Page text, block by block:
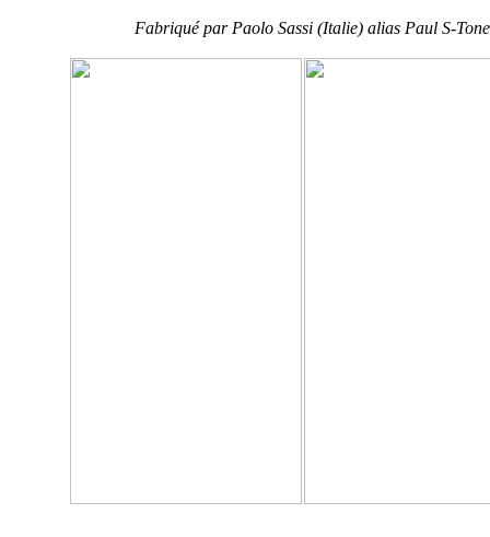
Fabriqué par Paolo Sassi (Italie) alias Paul S-Tone